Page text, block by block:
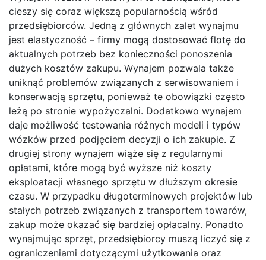
cieszy się coraz większą popularnością wśród
przedsiębiorców. Jedną z głównych zalet wynajmu
jest elastyczność – firmy mogą dostosować flotę do
aktualnych potrzeb bez konieczności ponoszenia
dużych kosztów zakupu. Wynajem pozwala także
uniknąć problemów związanych z serwisowaniem i
konserwacją sprzętu, ponieważ te obowiązki często
leżą po stronie wypożyczalni. Dodatkowo wynajem
daje możliwość testowania różnych modeli i typów
wózków przed podjęciem decyzji o ich zakupie. Z
drugiej strony wynajem wiąże się z regularnymi
opłatami, które mogą być wyższe niż koszty
eksploatacji własnego sprzętu w dłuższym okresie
czasu. W przypadku długoterminowych projektów lub
stałych potrzeb związanych z transportem towarów,
zakup może okazać się bardziej opłacalny. Ponadto
wynajmując sprzęt, przedsiębiorcy muszą liczyć się z
ograniczeniami dotyczącymi użytkowania oraz